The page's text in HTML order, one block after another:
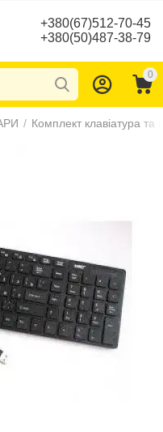
+380(67)512-70-45
+380(50)487-38-79
0
/ Комплект клавіатура та